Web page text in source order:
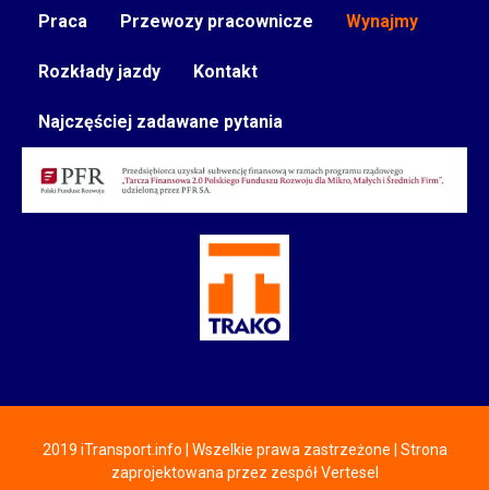
Praca Przewozy pracownicze Wynajmy
Rozkłady jazdy Kontakt
Najczęściej zadawane pytania
2019 iTransport.info | Wszelkie prawa zastrzeżone | Strona
zaprojektowana przez zespół Vertesel